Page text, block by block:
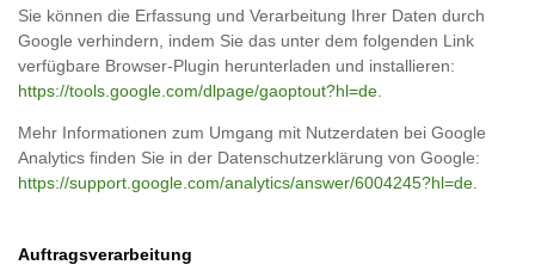
Sie können die Erfassung und Verarbeitung Ihrer Daten durch
Google verhindern, indem Sie das unter dem folgenden Link
verfügbare Browser-Plugin herunterladen und installieren:
https://tools.google.com/dlpage/gaoptout?hl=de
Mehr Informationen zum Umgang mit Nutzerdaten bei Google
Analytics finden Sie in der Datenschutzerklärung von Google:
https://support.google.com/analytics/answer/6004245?hl=de
Auftragsverarbeitung